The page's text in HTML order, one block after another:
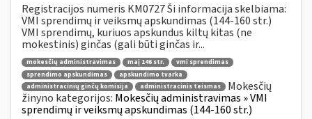
Registracijos numeris KM0727 Ši informacija skelbiama:
VMI sprendimų ir veiksmų apskundimas (144-160 str.)
VMI sprendimų, kuriuos apskundus kiltų kitas (ne
mokestinis) ginčas (gali būti ginčas ir...
mokesčių administravimas maį 146 str.
vmi sprendimas
sprendimo apskundimas
apskundimo tvarka
administracinių ginčų komisija
administracinis teismas
Mokesčių
žinyno kategorijos: Mokesčių administravimas » VMI
sprendimų ir veiksmų apskundimas (144-160 str.)